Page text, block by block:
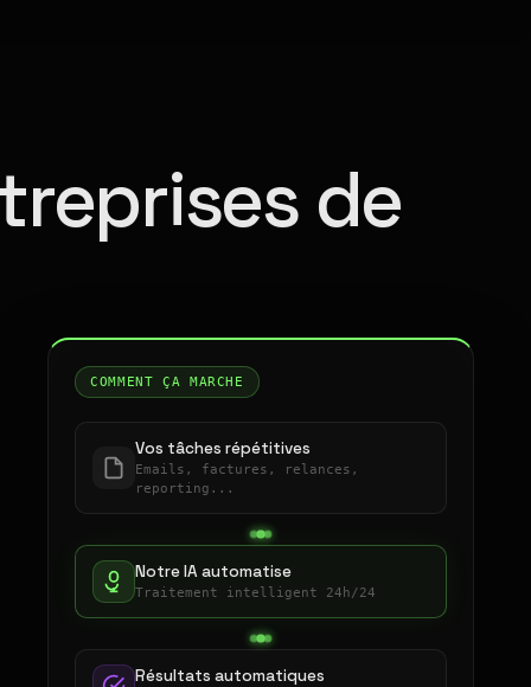
de
COMMENT ÇA MARCHE
Vos tâches répétitives
Emails, factures, relances,
reporting...
Notre IA automatise
Traitement intelligent 24h/24
Résultats automatiques